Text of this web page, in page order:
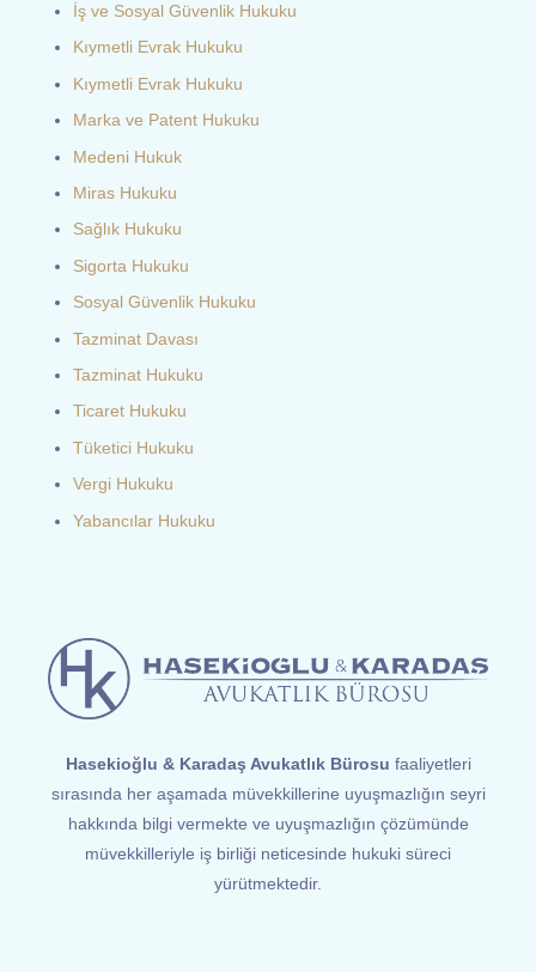
İş ve Sosyal Güvenlik Hukuku
Kıymetli Evrak Hukuku
Kıymetli Evrak Hukuku
Marka ve Patent Hukuku
Medeni Hukuk
Miras Hukuku
Sağlık Hukuku
Sigorta Hukuku
Sosyal Güvenlik Hukuku
Tazminat Davası
Tazminat Hukuku
Ticaret Hukuku
Tüketici Hukuku
Vergi Hukuku
Yabancılar Hukuku
Hasekioğlu & Karadaş Avukatlık Bürosu faaliyetleri
sırasında her aşamada müvekkillerine uyuşmazlığın seyri
hakkında bilgi vermekte ve uyuşmazlığın çözümünde
müvekkilleriyle iş birliği neticesinde hukuki süreci
yürütmektedir.